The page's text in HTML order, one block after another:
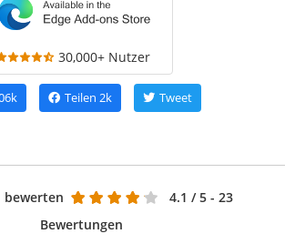
30,000+ Nutzer
Teilen 2k Tweet
bewerten 4.1 / 5 - 23
Bewertungen